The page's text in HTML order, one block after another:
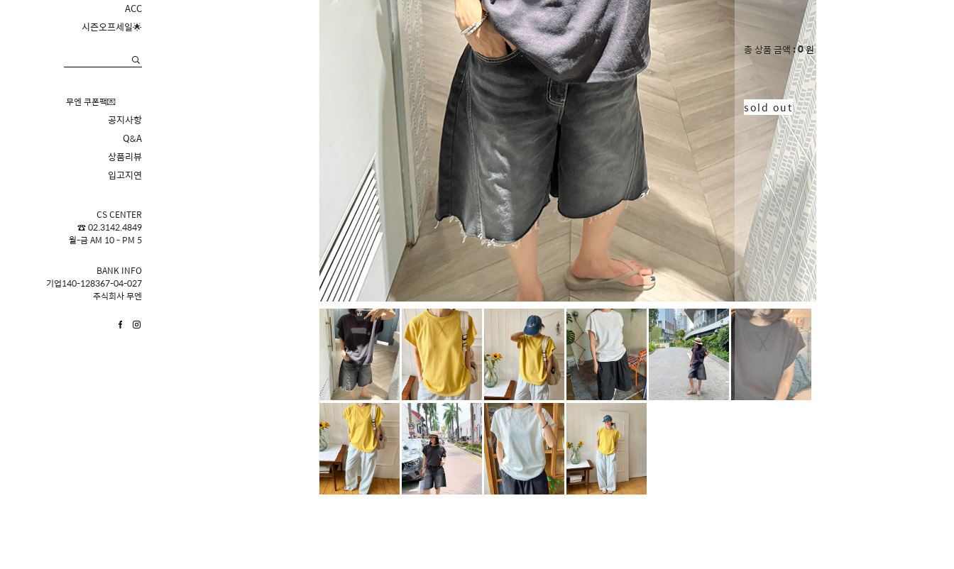
ACC
시즌오프세일🌟
무엔 쿠폰팩💌
공지사항
Q&A
상품리뷰
입고지연
CS CENTER
☎ 02.3142.4849
월-금 AM 10 - PM 5
BANK INFO
기업140-128367-04-027
주식회사 무엔
총 상품 금액 0원
sold out